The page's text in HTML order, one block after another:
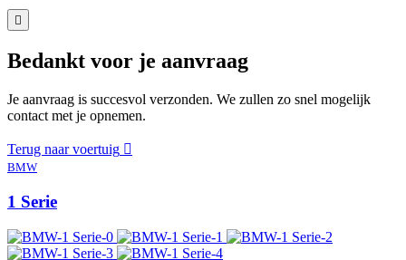
Bedankt voor je aanvraag
Je aanvraag is succesvol verzonden. We zullen zo snel mogelijk
contact met je opnemen.
Terug naar voertuig
BMW
1 Serie